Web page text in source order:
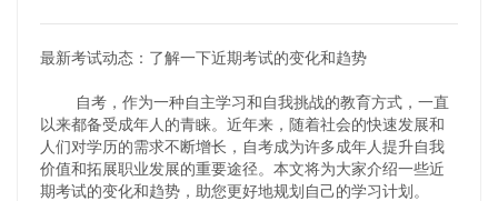
最新考试动态：了解一下近期考试的变化和趋势
自考，作为一种自主学习和自我挑战的教育方式，一直
以来都备受成年人的青睐。近年来，随着社会的快速发展和
人们对学历的需求不断增长，自考成为许多成年人提升自我
价值和拓展职业发展的重要途径。本文将为大家介绍一些近
期考试的变化和趋势，助您更好地规划自己的学习计划。